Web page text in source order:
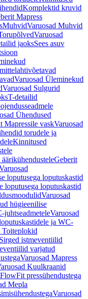
Komplektid kruvid
Mapress
MuhvidVaruosad Muhvid
Varuosad
jaoksSees asuv
Varuosad Üleminekud
Varuosad Sulgurid
T-detailid
Ühendused
Mapressile vaskVaruosad
torudele ja
Kinnitused
Geberit
loputusega loputuskastid
loputusega loputuskastid
Varuosad
hügieenilise
juhtseadmeteleVaruosad
ja WC-
Toiteplokid
Sirged istmeventiilid
varjatud
Varuosad Mapress
Kuulkraanid
pressühendustega
Mepla
Varuosad